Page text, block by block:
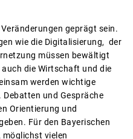
geprägt sein.
wie die Digitalisierung, der
müssen bewältigt
die Wirtschaft und die
werden wichtige
und Gespräche
Orientierung und
Für den Bayerischen
vielen